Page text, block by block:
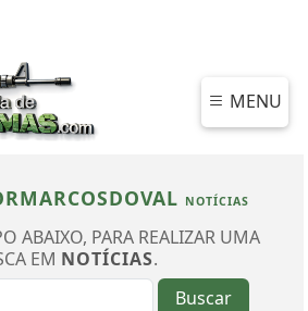
MENU
NOTÍCIAS
ABAIXO, PARA REALIZAR UMA
EM NOTÍCIAS.
Buscar